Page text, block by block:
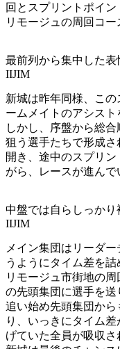
回とスプリントポイ
リモージュの周回コー
最前列から集中した
IIJIM
新城は昨年同様、こ
ームメイトのアシスト
しかし、序盤から総
狙う選手たちで形成
開き、途中のスプリ
がら、レースが進んで
中盤では自らしっか
IIJIM
メイン集団はリーダ
うようにタイム差を
リモージュ市街地の
の先頭集団に選手を
追い始め先頭集団か
り、いっきにタイム
げていた全員が吸収